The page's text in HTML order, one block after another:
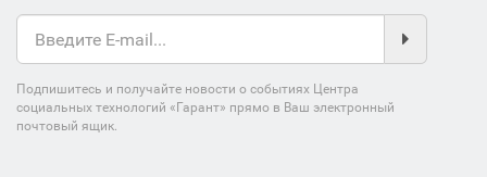
Подпишитесь и получайте новости о событиях Центра
социальных технологий «Гарант» прямо в Ваш электронный
почтовый ящик.